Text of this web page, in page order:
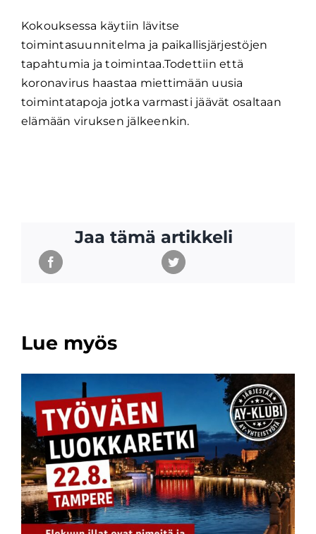
Kokouksessa käytiin lävitse
toimintasuunnitelma ja paikallisjärjestöjen
tapahtumia ja toimintaa.Todettiin että
koronavirus haastaa miettimään uusia
toimintatapoja jotka varmasti jäävät osaltaan
elämään viruksen jälkeenkin.
Jaa tämä artikkeli
Lue myös